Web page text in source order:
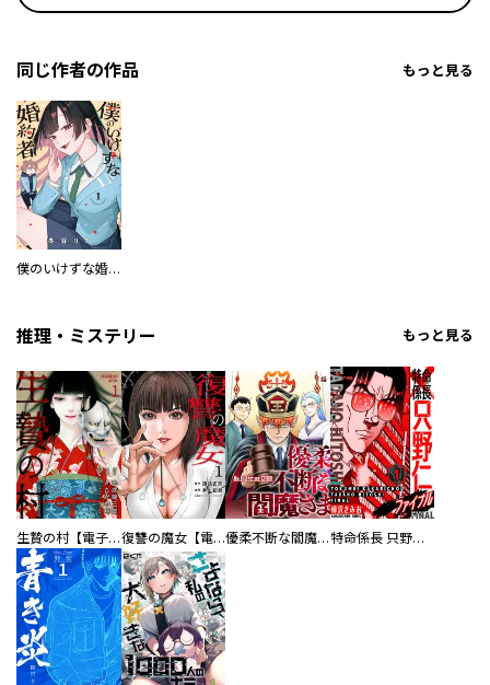
同じ作者の作品 もっと見る
僕のいけずな婚約者
推理・ミステリー もっと見る
生贄の村【電子単行本版】 復讐の魔女【電子単行本版】 優柔不断な閻魔さま 特命係長 只野仁ファイナル 愛蔵版